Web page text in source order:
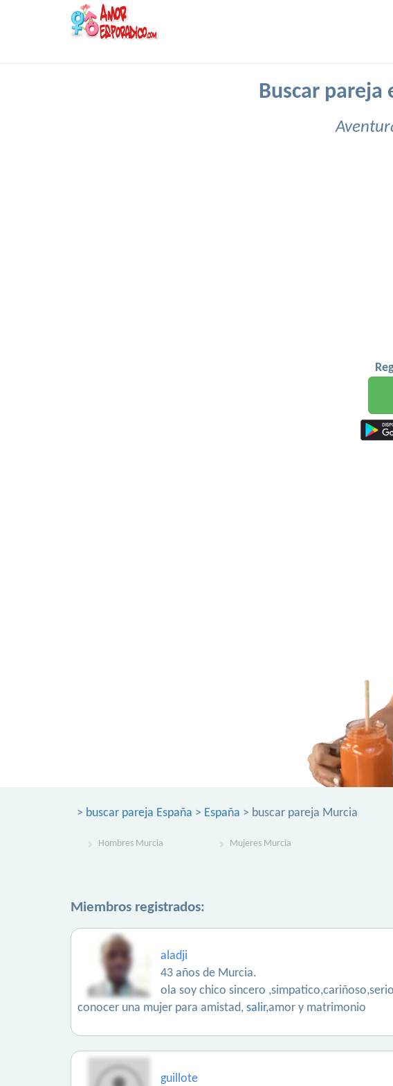
Buscar pareja
> buscar pareja España > España > buscar pareja Murcia
Hombres Murcia Mujeres Murcia
Miembros registrados:
aladji
43 años de Murcia.
ola soy chico sincero
conocer una mujer para amistad, salir,amor y matrimonio
guillote